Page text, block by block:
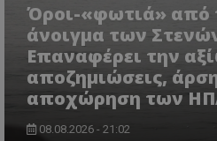
Όροι-«φωτιά» από
άνοιγμα των
Επαναφέρει την
αποζημιώσεις,
αποχώρηση των
08.08.2026 - 21:02